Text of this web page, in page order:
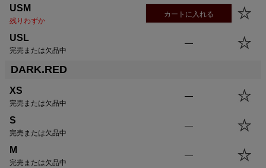
USM
残りわずか
カートに入れる
USL
完売または欠品中
—
DARK.RED
XS
完売または欠品中
—
S
完売または欠品中
—
M
完売または欠品中
—